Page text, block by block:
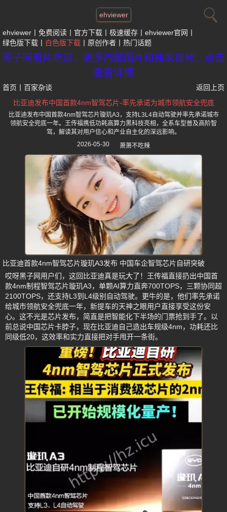
ehviewer
ehviewer 免费阅读 官方下载 极速缓存
ehviewer官网
绿色版下载
白色版下载 原创作者 热门话题
黑子网看片吃瓜，更多内部图片和独家视频：点击
查看详情
首页 百家杂谈
返回上页
比亚迪发布中国首款4nm智驾芯片-率先承诺为城市领航安全兜底
比亚迪发布中国首款4nm智驾芯片璇玑A3，支持L3L4自动驾驶并率先承诺城市
领航安全兜底一年。王传福携低功耗高算力黑科技亮相，全系车型普及高阶智
驾，解读其对用户信心和产业自主化的深远影响。
2026-05-30
萧萧不吃辣
比亚迪首款4nm智驾芯片璇玑A3发布 中国车企智驾芯片自研突破
哎呀黑子网用户们，这回比亚迪真是玩大了！王传福直接扔出中国首
款4nm制程智驾芯片璇玑A3，单颗AI算力直奔700TOPS，三颗协同超
2100TOPS，还支持L3到L4级别自动驾驶。更牛的是，他们率先承诺
给城市领航安全兜底一年，新提车的天神之眼用户直接享受这份安
心。这不光是芯片发布，简直是把智能化下半场的门票抢到手了。以
前总说中国芯片卡脖子，现在比亚迪自己造出车规级4nm，功耗还比
同级低20，这效率和实力直接把对手甩开一条街。